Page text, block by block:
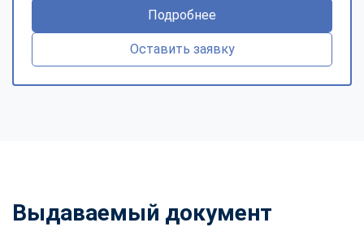
Подробнее
Оставить заявку
Выдаваемый документ